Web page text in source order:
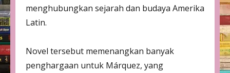
menghubungkan sejarah dan budaya Amerika
Latin.
Novel tersebut memenangkan banyak
penghargaan untuk Márquez, yang